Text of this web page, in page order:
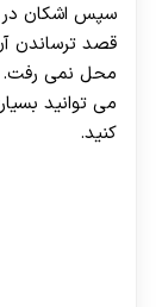
سپس اشکان در
قصد ترساندن
محل نمی رفت.
می توانید
کنید.